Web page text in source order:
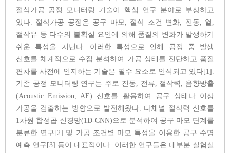
절삭가공 공정 모니터링 기술이 핵심 연구 분야로 부상하고
있다. 절삭가공 공정은 공구 마모, 절삭 조건 변화, 진동, 열,
절삭유 등 다수의 불확실 요인에 의해 품질의 변화가 발생하기
쉬운 특성을 지닌다. 이러한 특성으로 인해 공정 중 발생
신호를 체계적으로 수집·분석하여 가공 상태를 진단하고 품질
편차를 사전에 인지하는 기술은 필수 요소로 인식되고 있다[1].
기존 공정 모니터링 연구는 주로 진동, 전류, 절삭력, 음향방출
(Acoustic Emission, AE) 신호를 활용하여 공구 상태나 이상
가공을 검출하는 방향으로 발전해왔다. 다채널 절삭력 신호를
1차원 합성곱 신경망(1D-CNN)으로 분석하여 공구 마모 단계를
분류한 연구[2] 및 가공 조건별 마모 특성을 이용한 공구 수명
예측 연구[3] 등이 대표적이다. 이러한 연구들은 대부분 실험실